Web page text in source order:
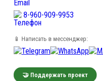
8-960-909-9953
📱 Написать в мессенджер:
🤝 Поддержать проект